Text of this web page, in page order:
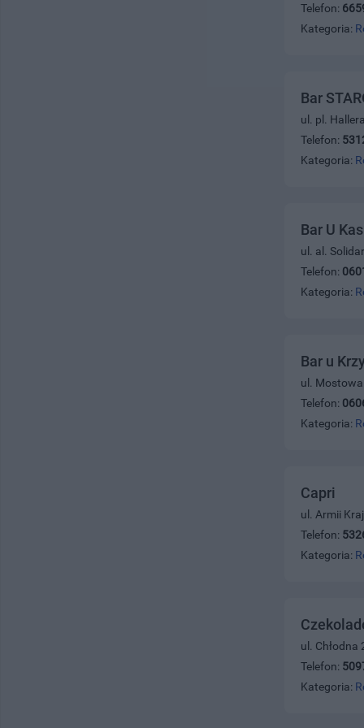
Telefon:
Kategoria:
Bar
ul. pl.
Telefon:
Kategoria:
Bar U
ul. al.
Telefon:
Kategoria:
Bar u
ul.
Telefon:
Kategoria:
Capri
ul. Armii
Telefon:
Kategoria:
ul. Chłodna
Telefon:
Kategoria: